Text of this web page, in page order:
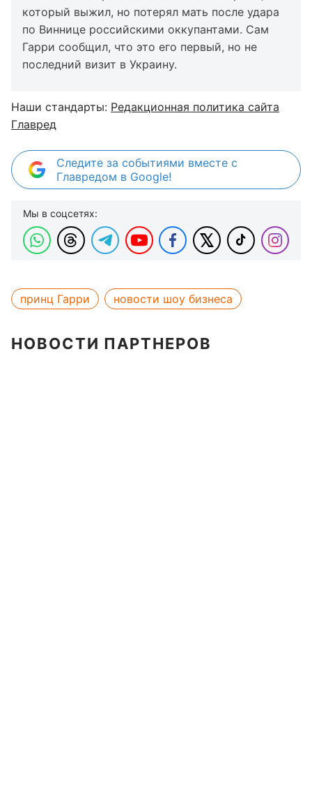
который выжил, но потерял мать после удара
по Виннице российскими оккупантами. Сам
Гарри сообщил, что это его первый, но не
последний визит в Украину.
Наши стандарты: Редакционная политика сайта
Главред
Следите за событиями вместе с
Главредом в Google!
Мы в соцсетях:
принц Гарри новости шоу бизнеса
НОВОСТИ ПАРТНЕРОВ